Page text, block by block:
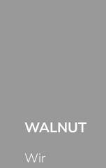
WALNUT
Wir